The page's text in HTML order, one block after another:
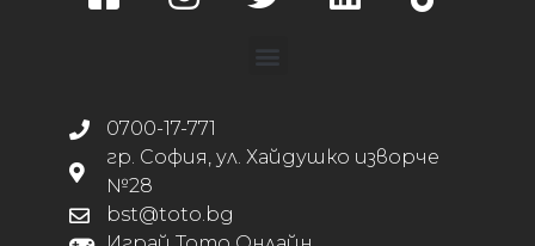
0700-17-771
гр. София, ул. Хайдушко изворче
№28
bst@toto.bg